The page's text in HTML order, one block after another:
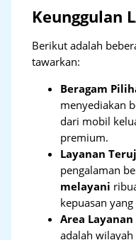
Keunggulan
Berikut adalah
tawarkan:
Beragam
menyediakan
dari mobil
premium.
Layanan
pengalaman
melayani
kepuasan
Area Layanan
adalah wilayah